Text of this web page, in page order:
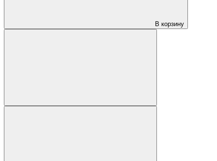
В корзину